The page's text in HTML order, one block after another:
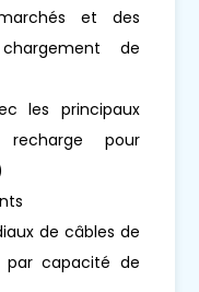
et des
de
les principaux
pour
de câbles de
par capacité de